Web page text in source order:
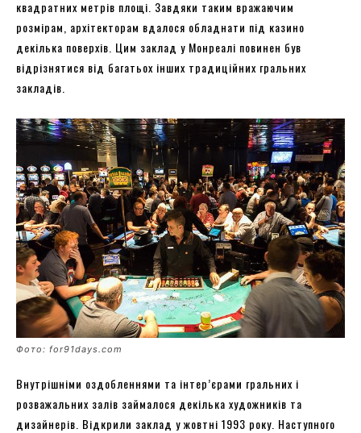
квадратних метрів площі. Завдяки таким вражаючим
розмірам, архітекторам вдалося обладнати під казино
декілька поверхів. Цим заклад у Монреалі повинен був
відрізнятися від багатьох інших традиційних гральних
закладів.
Фото: for91days.com
Внутрішніми оздобленнями та інтер’єрами гральних і
розважальних залів займалося декілька художників та
дизайнерів. Відкрили заклад у жовтні 1993 року. Наступного